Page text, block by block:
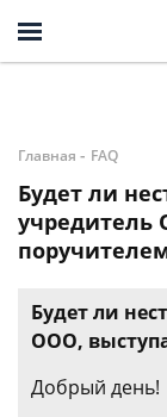
Главная - FAQ
Будет ли
Будет ли
ООО,
Добрый день!